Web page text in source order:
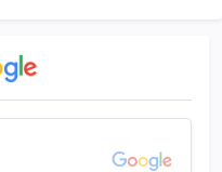
dieser Beläge erlernt
nötig, die
sein um richtig zu
lange Lebensdauer ohne
oder auch